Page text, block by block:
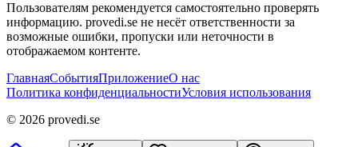
Пользователям рекомендуется самостоятельно проверять
информацию. provedi.se не несёт ответственности за
возможные ошибки, пропуски или неточности в
отображаемом контенте.
ГлавнаяСобытияПриложениеО нас
Политика конфиденциальностиУсловия использования
© 2026 provedi.se